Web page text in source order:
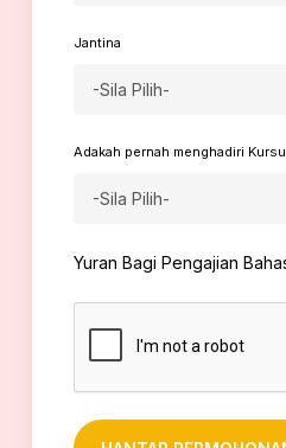
Jantina
Adakah pernah menghadiri
Yuran Bagi Pengajian